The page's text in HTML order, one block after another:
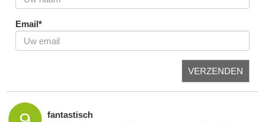
Email*
VERZENDEN
fantastisch